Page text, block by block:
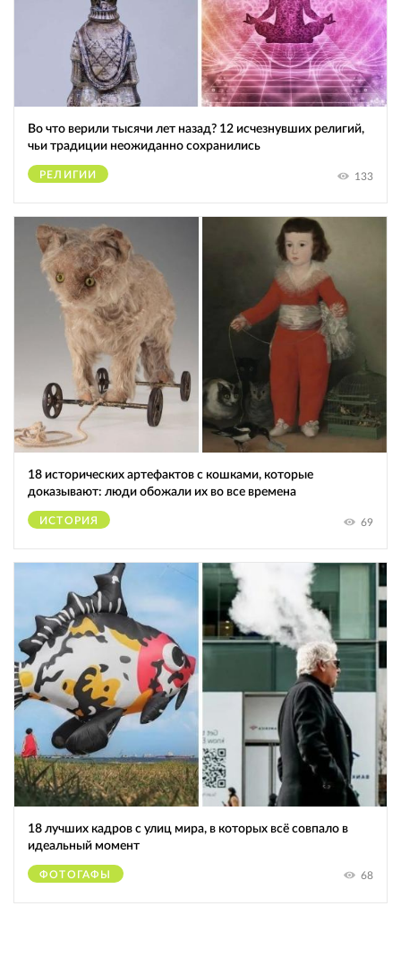
Во что верили тысячи лет назад? 12 исчезнувших религий,
чьи традиции неожиданно сохранились
РЕЛИГИИ 133
18 исторических артефактов с кошками, которые
доказывают: люди обожали их во все времена
ИСТОРИЯ 69
18 лучших кадров с улиц мира, в которых всё совпало в
идеальный момент
ФОТОГАФЫ 68